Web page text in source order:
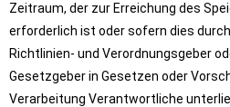
Zeitraum, der zur Erreichung des
erforderlich ist oder sofern dies
Richtlinien- und Verordnungsgeber
Gesetzgeber in Gesetzen oder
Verarbeitung Verantwortliche